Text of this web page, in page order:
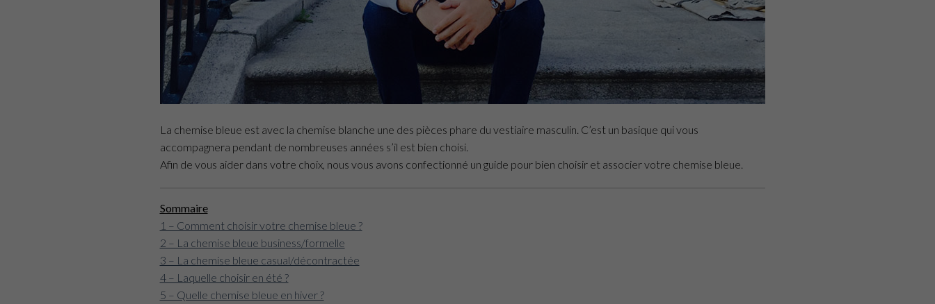
La chemise bleue est avec la chemise blanche une des pièces phare du vestiaire masculin. C’est un basique qui vous
accompagnera pendant de nombreuses années s’il est bien choisi.
Afin de vous aider dans votre choix, nous vous avons confectionné un guide pour bien choisir et associer votre chemise bleue.
Sommaire
1 – Comment choisir votre chemise bleue ?
2 – La chemise bleue business/formelle
3 – La chemise bleue casual/décontractée
4 – Laquelle choisir en été ?
5 – Quelle chemise bleue en hiver ?